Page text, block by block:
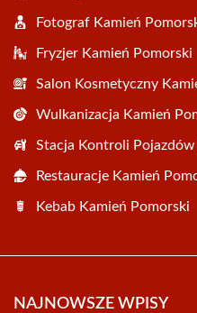
Fotograf Kamień
Fryzjer Kamień Pomorski
Salon Kosmetyczny
Wulkanizacja Kamień
Stacja Kontroli
Restauracje Kamień
Kebab Kamień Pomorski
NAJNOWSZE WPISY